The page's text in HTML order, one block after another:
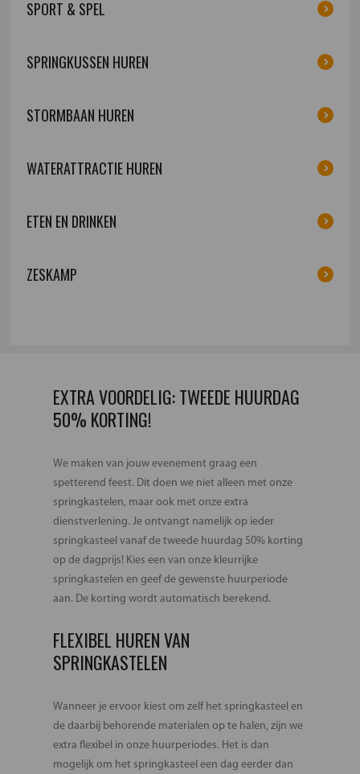
SPORT & SPEL
SPRINGKUSSEN HUREN
STORMBAAN HUREN
WATERATTRACTIE HUREN
ETEN EN DRINKEN
ZESKAMP
EXTRA VOORDELIG: TWEEDE HUURDAG
50% KORTING!
We maken van jouw evenement graag een
spetterend feest. Dit doen we niet alleen met onze
springkastelen, maar ook met onze extra
dienstverlening. Je ontvangt namelijk op ieder
springkasteel vanaf de tweede huurdag 50% korting
op de dagprijs! Kies een van onze kleurrijke
springkastelen en geef de gewenste huurperiode
aan. De korting wordt automatisch berekend.
FLEXIBEL HUREN VAN
SPRINGKASTELEN
Wanneer je ervoor kiest om zelf het springkasteel en
de daarbij behorende materialen op te halen, zijn we
extra flexibel in onze huurperiodes. Het is dan
mogelijk om het springkasteel een dag eerder dan